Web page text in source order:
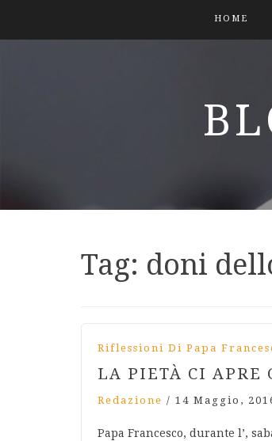
HOME
Tag: doni
Riflessioni Di Papa
LA PIETÀ CI APRE
Redazione / 14 Maggio,
Papa Francesco, durante l’,